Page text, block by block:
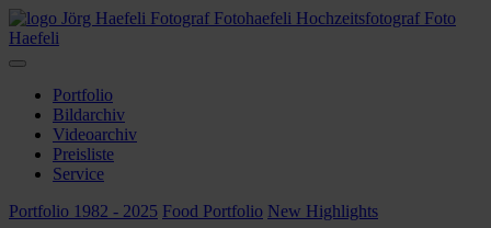
Foto
Haefeli
Portfolio
Bildarchiv
Videoarchiv
Preisliste
Service
Portfolio 1982 - 2025 Food Portfolio New Highlights